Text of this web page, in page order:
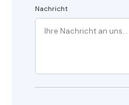
Nachricht